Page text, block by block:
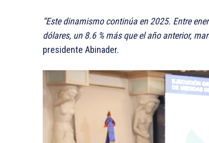
“Este dinamismo continúa en 2025. Entre
dólares, un 8.6 % más que el año anterior,
presidente Abinader.